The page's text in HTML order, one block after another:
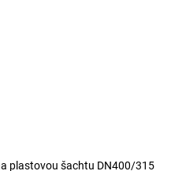
plastovou šachtu DN400/315